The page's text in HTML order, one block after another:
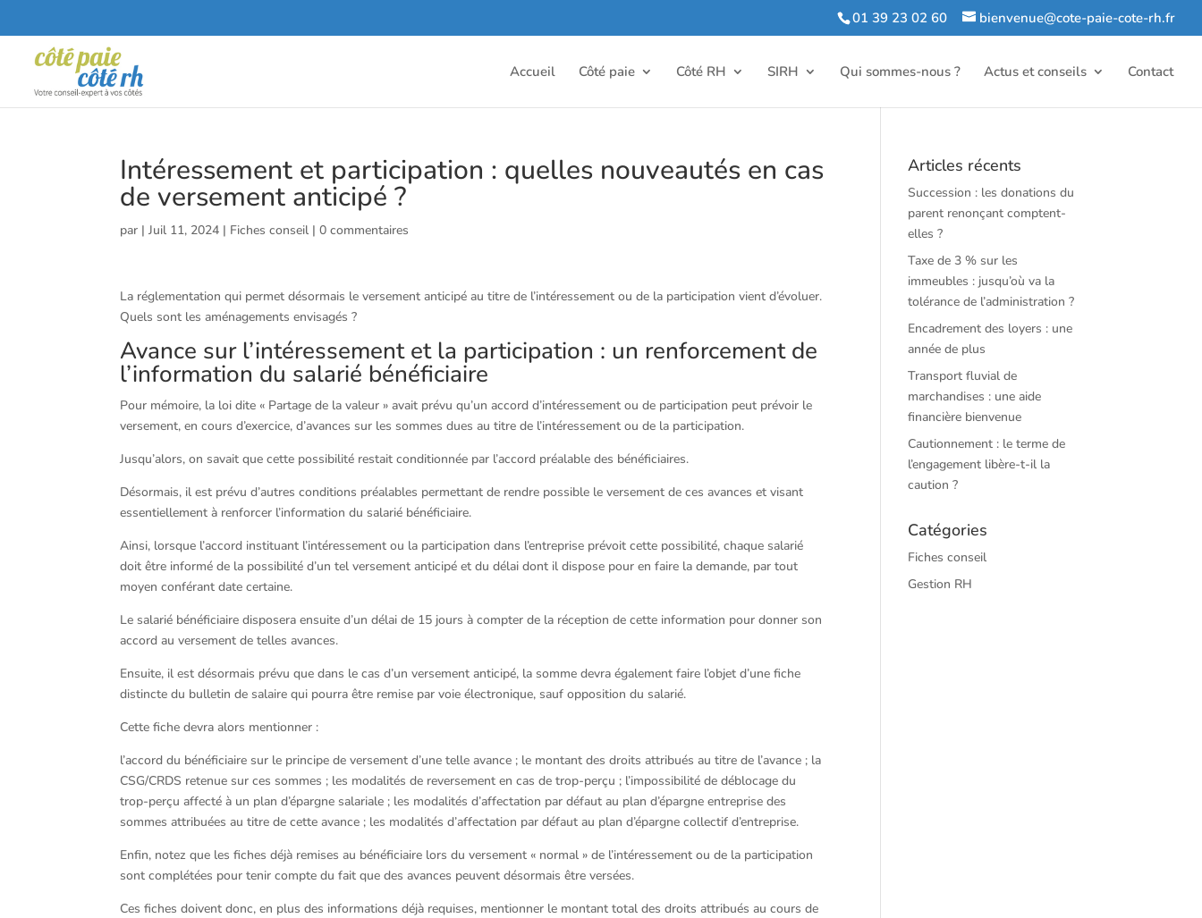
01 39 23 02 60 bienvenue@cote-paie-cote-rh.fr
Accueil Côté paie Côté RH SIRH Qui sommes-nous ? Actus et conseils Contact
Intéressement et participation : quelles nouveautés en cas
de versement anticipé ?
par |Juil 11, 2024 | Fiches conseil |0 commentaires
La réglementation qui permet désormais le versement anticipé au titre de l’intéressement ou de la participation vient d’évoluer.
Quels sont les aménagements envisagés ?
Avance sur l’intéressement et la participation : un renforcement de
l’information du salarié bénéficiaire
Pour mémoire, la loi dite « Partage de la valeur » avait prévu qu’un accord d’intéressement ou de participation peut prévoir le
versement, en cours d’exercice, d’avances sur les sommes dues au titre de l’intéressement ou de la participation.
Jusqu’alors, on savait que cette possibilité restait conditionnée par l’accord préalable des bénéficiaires.
Désormais, il est prévu d’autres conditions préalables permettant de rendre possible le versement de ces avances et visant
essentiellement à renforcer l’information du salarié bénéficiaire.
Ainsi, lorsque l’accord instituant l’intéressement ou la participation dans l’entreprise prévoit cette possibilité, chaque salarié
doit être informé de la possibilité d’un tel versement anticipé et du délai dont il dispose pour en faire la demande, par tout
moyen conférant date certaine.
Le salarié bénéficiaire disposera ensuite d’un délai de 15 jours à compter de la réception de cette information pour donner son
accord au versement de telles avances.
Ensuite, il est désormais prévu que dans le cas d’un versement anticipé, la somme devra également faire l’objet d’une fiche
distincte du bulletin de salaire qui pourra être remise par voie électronique, sauf opposition du salarié.
Cette fiche devra alors mentionner :
l’accord du bénéficiaire sur le principe de versement d’une telle avance ; le montant des droits attribués au titre de l’avance ; la
CSG/CRDS retenue sur ces sommes ; les modalités de reversement en cas de trop-perçu ; l’impossibilité de déblocage du
trop-perçu affecté à un plan d’épargne salariale ; les modalités d’affectation par défaut au plan d’épargne entreprise des
sommes attribuées au titre de cette avance ; les modalités d’affectation par défaut au plan d’épargne collectif d’entreprise.
Enfin, notez que les fiches déjà remises au bénéficiaire lors du versement « normal » de l’intéressement ou de la participation
sont complétées pour tenir compte du fait que des avances peuvent désormais être versées.
Ces fiches doivent donc, en plus des informations déjà requises, mentionner le montant total des droits attribués au cours de
Articles récents
Succession : les donations du
parent renonçant comptent-
elles ?
Taxe de 3 % sur les
immeubles : jusqu’où va la
tolérance de l’administration ?
Encadrement des loyers : une
année de plus
Transport fluvial de
marchandises : une aide
financière bienvenue
Cautionnement : le terme de
l’engagement libère-t-il la
caution ?
Catégories
Fiches conseil
Gestion RH